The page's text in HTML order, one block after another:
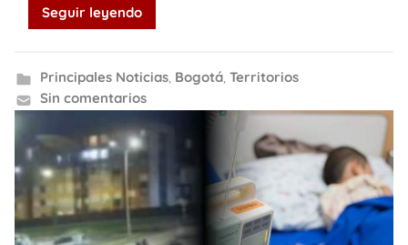
Seguir leyendo
Principales Noticias, Bogotá, Territorios
Sin comentarios